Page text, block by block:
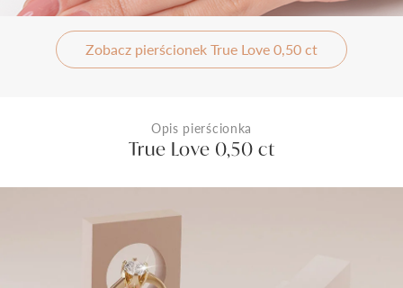
Zobacz pierścionek True Love 0,50 ct
Opis pierścionka
True Love 0,50 ct